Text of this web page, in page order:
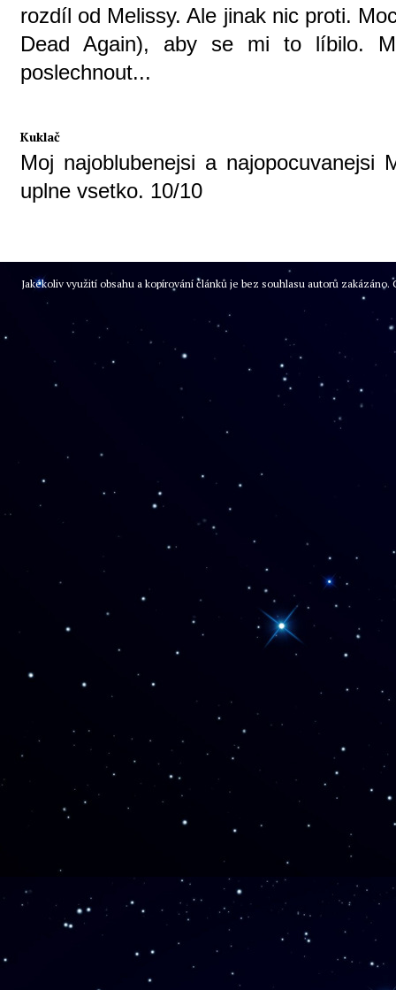
rozdíl od Melissy. Ale jinak nic proti.
Dead Again), aby se mi to líbilo.
poslechnout...
Kuklač
Moj najoblubenejsi a
uplne vsetko. 10/10
Jakékoliv využití obsahu a kopírování článků je bez souhlasu autorů